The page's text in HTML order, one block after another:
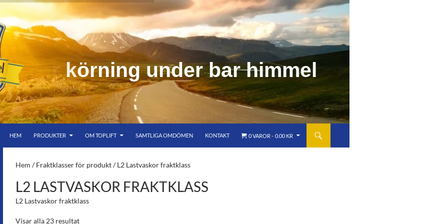
der bar himmel
bar himmel
HEM
PRODUKTER OM TOPLIFT SAMTLIGA OMDÖMEN KONTAKT 0 VAROR 0.00 KR
Hem / Fraktklasser för produkt / L2 Lastvaskor fraktklass
L2 LASTVASKOR FRAKTKLASS
L2 Lastvaskor fraktklass
Visar alla 23 resultat